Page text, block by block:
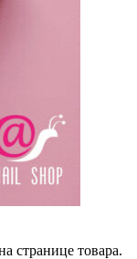
странице товара.